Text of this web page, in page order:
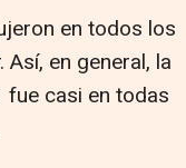
en todos los
en general, la
casi en todas